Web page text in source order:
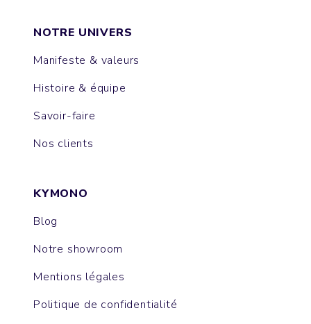
NOTRE UNIVERS
Manifeste & valeurs
Histoire & équipe
Savoir-faire
Nos clients
KYMONO
Blog
Notre showroom
Mentions légales
Politique de confidentialité